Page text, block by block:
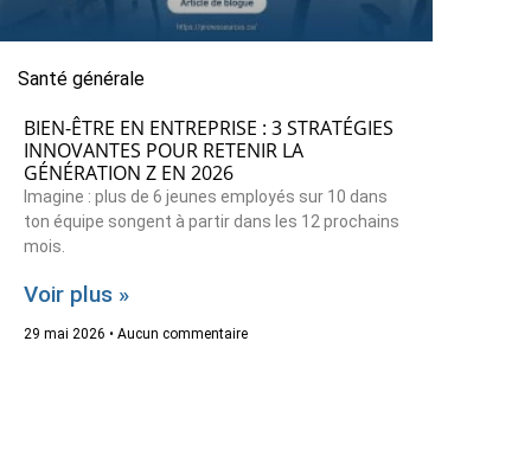
Santé générale
BIEN-ÊTRE EN ENTREPRISE : 3 STRATÉGIES
INNOVANTES POUR RETENIR LA
GÉNÉRATION Z EN 2026
Imagine : plus de 6 jeunes employés sur 10 dans
ton équipe songent à partir dans les 12 prochains
mois.
Voir plus »
29 mai 2026 Aucun commentaire